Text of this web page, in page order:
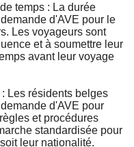
temps : La durée
d'AVE pour le
Les voyageurs sont
et à soumettre leur
avant leur voyage
Les résidents belges
d'AVE pour
et procédures
standardisée pour
leur nationalité.